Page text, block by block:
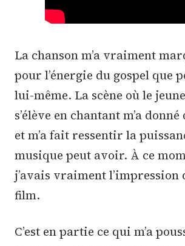
La chanson m’a vraiment
pour l’énergie du gospel que
lui-même. La scène où le
s’élève en chantant m’a
et m’a fait ressentir la
musique peut avoir. À ce
j’avais vraiment l’impression
film.
C’est en partie ce qui m’a